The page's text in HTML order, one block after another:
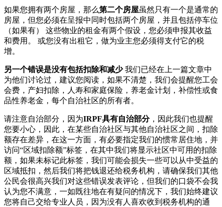
如果您拥有两个房屋，那么第二个房屋虽然只有一个是通常的
房屋，但您必须在呈报中同时包括两个房屋，并且包括停车位
（如果有） 这些物业的租金有两个假设，您必须申报其收益
和费用。 或您没有出租它，做为业主您必须得支付它的税
增。
另一个错误是没有包括扣除和减少我们已经在上一篇文章中
为他们讨论过，建议您阅读，如果不清楚，我们会提醒您工会
会费，产妇扣除，人寿和家庭保险，养老金计划，补偿性或食
品性养老金，每个自治社区的所有者。
请注意自治部分，因为IRPF具有自治部分，因此我们也提醒
您要小心，因此，在某些自治社区与其他自治社区之间，扣除
额存在差异，在这一方面，有必要指定我们的惯常居住地，并
访问“区域扣除额”标签，在其中我们将显示社区中可用的扣除
额，如果未标记此标签，我们可能会损失一些可以从中受益的
区域抵扣，然后我们将把钱退还给税务机构，请确保我们其他
公民会很高兴我们对这些错误发表评论，但我们的口袋不会我
认为您不满意，一如既往地在有疑问的情况下，我们始终建议
您将自己交给专业人员，因为没有人喜欢收到税务机构的通